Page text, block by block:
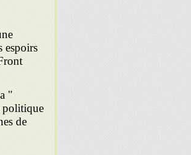
espoirs
"
politique
de